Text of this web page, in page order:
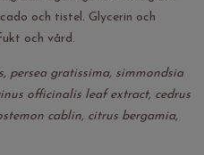
och tistel. Glycerin och
och vård.
persea gratissima, simmondsia
officinalis leaf extract, cedrus
cablin, citrus bergamia,